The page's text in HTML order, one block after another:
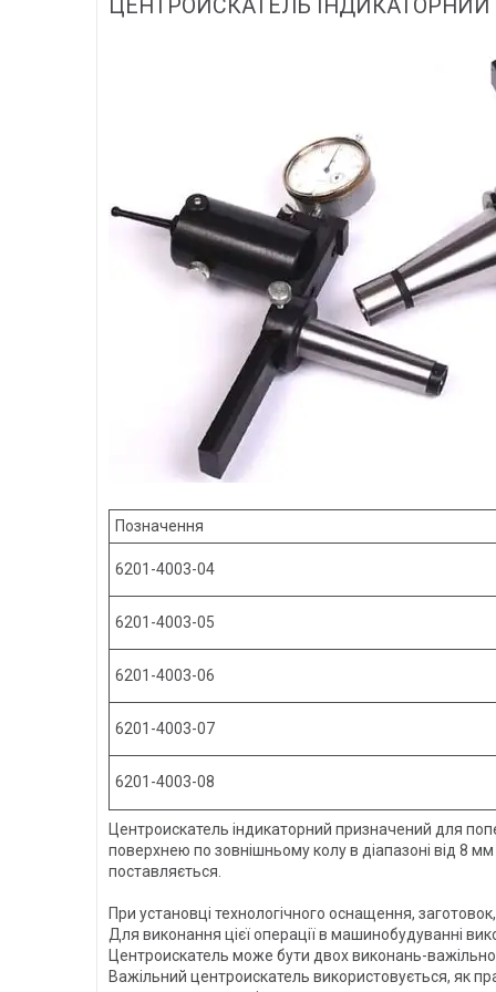
ЦЕНТРОИСКАТЕЛЬ ІНДИКАТОРНИЙ
Позначення
6201-4003-04
6201-4003-05
6201-4003-06
6201-4003-07
6201-4003-08
Центроискатель індикаторний призначений для
поверхнею по зовнішньому колу в діапазоні від 8
поставляється.
При установці технологічного оснащення,
Для виконання цієї операції в машинобудуванні
Центроискатель може бути двох виконань-
Важільний центроискатель використовується, як